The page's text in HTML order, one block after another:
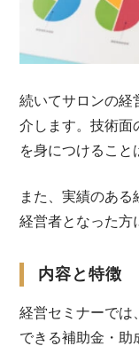
続いてサロンの経
介します。技術面
を身につけること
また、実績のある
経営者となった方
内容と特徴
経営セミナーでは
できる補助金・助